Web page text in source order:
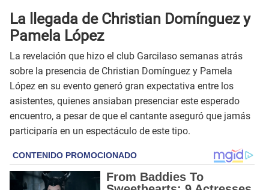
La llegada de Christian Domínguez y
Pamela López
La revelación que hizo el club Garcilaso semanas atrás
sobre la presencia de Christian Domínguez y Pamela
López en su evento generó gran expectativa entre los
asistentes, quienes ansiaban presenciar este esperado
encuentro, a pesar de que el cantante aseguró que jamás
participaría en un espectáculo de este tipo.